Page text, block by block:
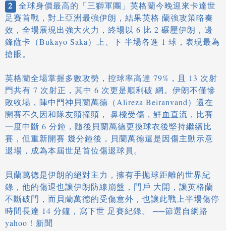
2 全球身價最高的「三獅軍團」英格蘭今晚迎來卡達世
足賽首戰，對上亞洲最強伊朗，結果英格 蘭強攻策略奏
效，全場展現出強大火力，終場以 6 比 2 碾壓伊朗，邊
鋒薩卡（Bukayo Saka）上、下 半場各進 1 球，表現最為
搶眼。
英格蘭全場掌握多數攻勢，控球率高達 79%，且 13 次射
門共有 7 次射正，其中 6 次更是順利破 網。伊朗不僅慘
敗收場，陣中門神貝蘭萬德（Alireza Beiranvand）還在
開賽不久因和隊友頭撞頭， 鼻樑受傷，鮮血直流，比賽
一度中斷 6 分鐘，隨後貝蘭萬德更換球衣後堅持繼續比
賽，但重新開賽 幾分鐘後，貝蘭萬德還是因傷主動示意
退場，成為本屆世足首位傷退球員。
貝蘭萬德是伊朗的絕對主力，擁有手拋球距離的世界紀
錄，他的傷退也讓伊朗防線崩盤，門戶 大開，讓英格蘭
不斷破門，而貝蘭萬德的受傷意外，也讓此戰上半場傷停
時間長達 14 分鐘，寫下世 足賽紀錄。 ──節選自網路
yahoo！新聞